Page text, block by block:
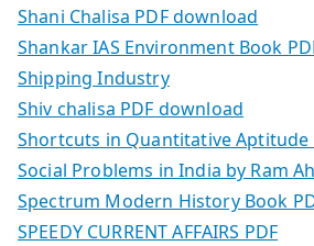
Shani Chalisa PDF download
Shankar IAS Environment Book
Shipping Industry
Shiv chalisa PDF download
Shortcuts in Quantitative Aptitude
Social Problems in India by Ram
Spectrum Modern History Book
SPEEDY CURRENT AFFAIRS PDF